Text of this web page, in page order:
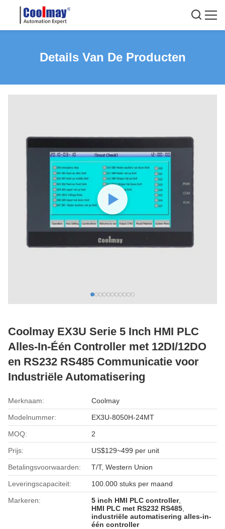
Details Van De Producten
Coolmay EX3U Serie 5 Inch HMI PLC
Alles-In-Één Controller met 12DI/12DO
en RS232 RS485 Communicatie voor
Industriële Automatisering
Merknaam: Coolmay
Modelnummer: EX3U-8050H-24MT
MOQ: 2
Prijs: US$129~499 per unit
Betalingsvoorwaarden: T/T, Western Union
Leveringscapaciteit: 100.000 stuks per maand
Markeren: 5 inch HMI PLC controller,
HMI PLC met RS232 RS485
industriële automatisering alles-in-
één controller